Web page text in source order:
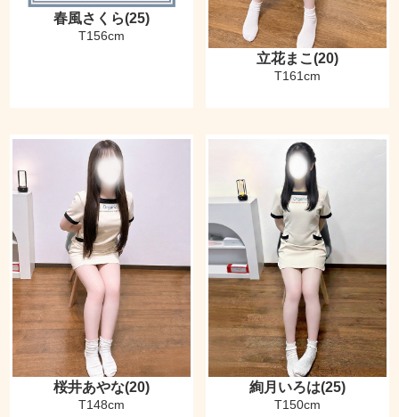
春風さくら(25)
T156cm
立花まこ(20)
T161cm
桜井あやな(20)
T148cm
絢月いろは(25)
T150cm